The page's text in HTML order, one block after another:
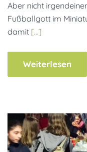
Aber nicht
Fußballgott im
damit […]
Weiterlesen